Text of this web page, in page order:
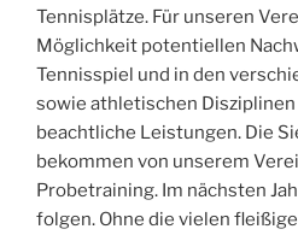
Tennisplätze. Für unseren
Möglichkeit potentiellen
Tennisspiel und in den
sowie athletischen
beachtliche Leistungen. Die
bekommen von unserem
Probetraining. Im nächsten
folgen. Ohne die vielen